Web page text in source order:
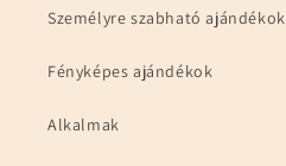
Személyre szabható ajándékok
Fényképes ajándékok
Alkalmak